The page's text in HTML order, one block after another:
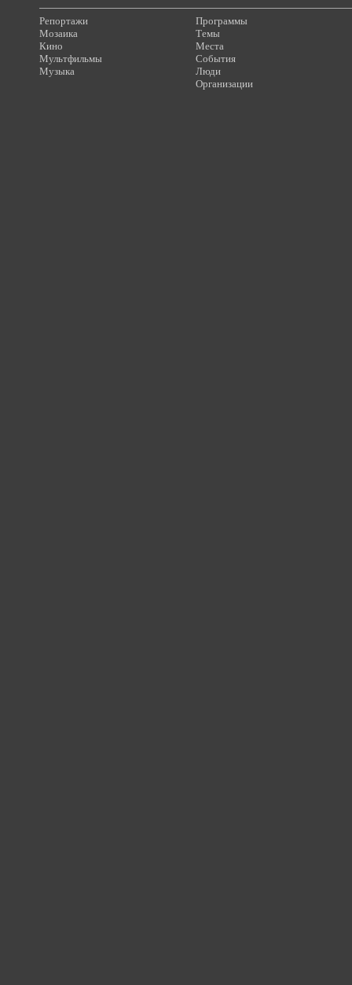
Репортажи
Мозаика
Кино
Мультфильмы
Музыка
Программы
Темы
Места
События
Люди
Организации